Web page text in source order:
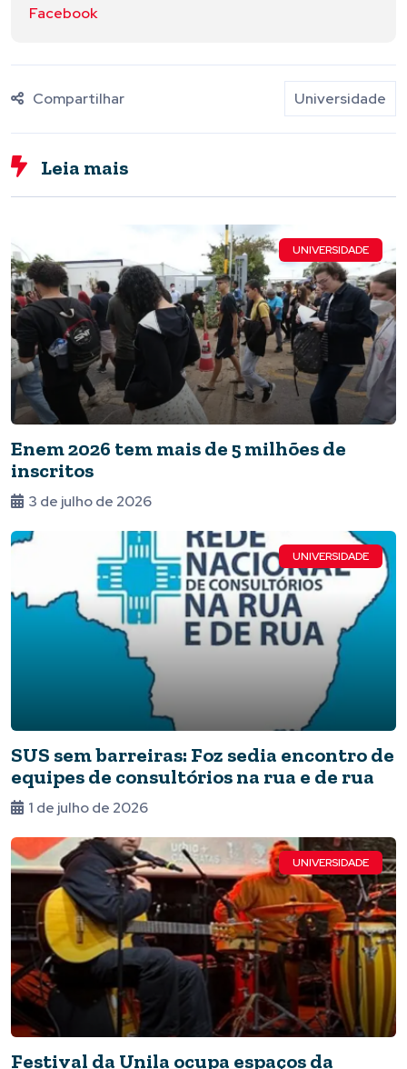
Facebook
Compartilhar Universidade
Leia mais
UNIVERSIDADE
Enem 2026 tem mais de 5 milhões de
inscritos
3 de julho de 2026
UNIVERSIDADE
SUS sem barreiras: Foz sedia encontro de
equipes de consultórios na rua e de rua
1 de julho de 2026
UNIVERSIDADE
Festival da Unila ocupa espaços da